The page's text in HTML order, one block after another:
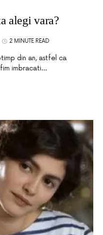
alegi vara?
2 MINUTE READ
din an, astfel ca
imbracati…